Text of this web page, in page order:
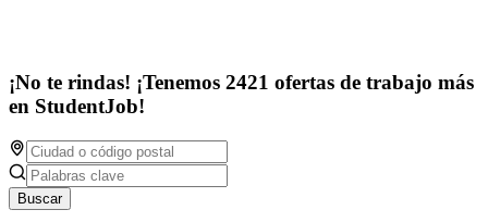
¡No te rindas! ¡Tenemos 2421 ofertas de trabajo más
en StudentJob!
Buscar